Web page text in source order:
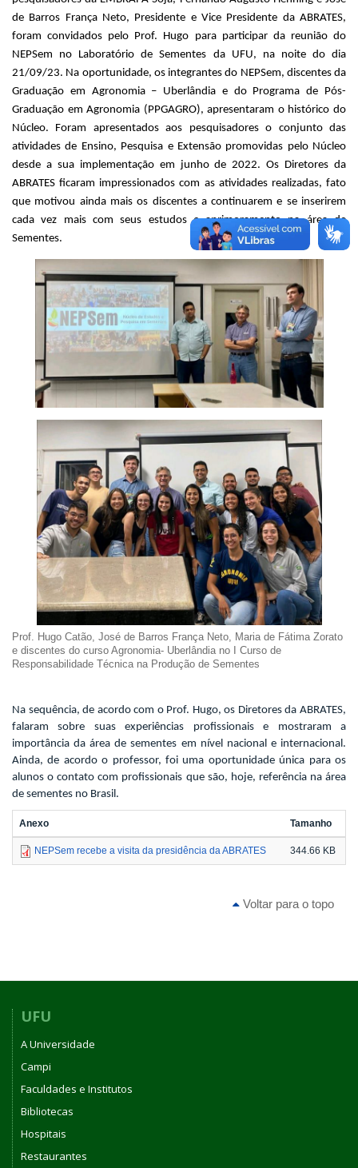
de Barros França Neto, Presidente e Vice Presidente da ABRATES,
foram convidados pelo Prof. Hugo para participar da reunião do
NEPSem no Laboratório de Sementes da UFU, na noite do dia
21/09/23. Na oportunidade, os integrantes do NEPSem, discentes da
Graduação em Agronomia – Uberlândia e do Programa de Pós-
Graduação em Agronomia (PPGAGRO), apresentaram o histórico do
Núcleo. Foram apresentados aos pesquisadores o conjunto das
atividades de Ensino, Pesquisa e Extensão promovidas pelo Núcleo
desde a sua implementação em junho de 2022. Os Diretores da
ABRATES ficaram impressionados com as atividades realizadas, fato
que motivou ainda mais os discentes a continuarem e se inserirem
cada vez mais com seus estudos e aprimoramento na área de
Sementes.
Prof. Hugo Catão, José de Barros França Neto, Maria de Fátima Zorato
e discentes do curso Agronomia- Uberlândia no I Curso de
Responsabilidade Técnica na Produção de Sementes
Na sequência, de acordo com o Prof. Hugo, os Diretores da ABRATES,
falaram sobre suas experiências profissionais e mostraram a
importância da área de sementes em nível nacional e internacional.
Ainda, de acordo o professor, foi uma oportunidade única para os
alunos o contato com profissionais que são, hoje, referência na área
de sementes no Brasil.
Anexo Tamanho
NEPSem recebe a visita da presidência da ABRATES 344.66 KB
Voltar para o topo
UFU
A Universidade
Campi
Faculdades e Institutos
Bibliotecas
Hospitais
Restaurantes